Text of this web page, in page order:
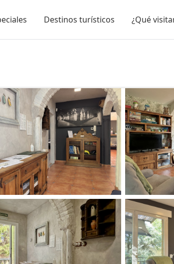
Destinos turísticos ¿Qué